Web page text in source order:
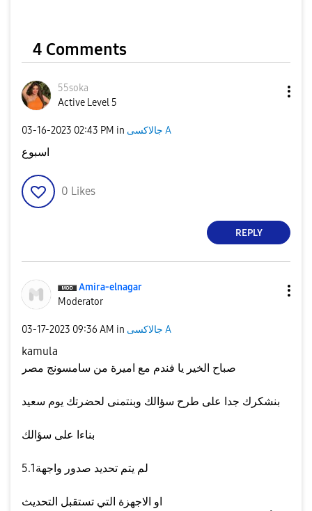
4 Comments
55soka
Active Level 5
‎03-16-2023 02:43 PM in جالاكسى A
اسبوع
0 Likes
REPLY
Amira-elnagar
Moderator
‎03-17-2023 09:36 AM in جالاكسى A
kamula
صباح الخير يا فندم مع اميرة من سامسونج مصر
بنشكرك جدا على طرح سؤالك وبنتمنى لحضرتك يوم سعيد
بناءا على سؤالك
لم يتم تحديد صدور واجهة5.1
او الاجهزة التي تستقبل التحديث